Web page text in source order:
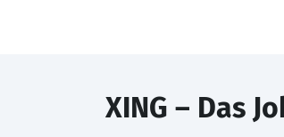
XING – Das